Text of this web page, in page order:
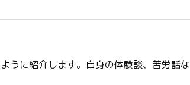
に紹介します。自身の体験談、苦労話